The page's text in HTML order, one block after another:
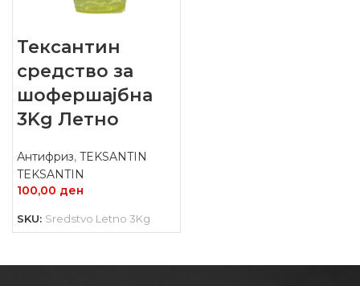
Тексантин
средство за
шофершајбна
3Kg Летно
Антифриз, TEKSANTIN
TEKSANTIN
100,00 ден
SKU: Sredstvo Letno 3Kg